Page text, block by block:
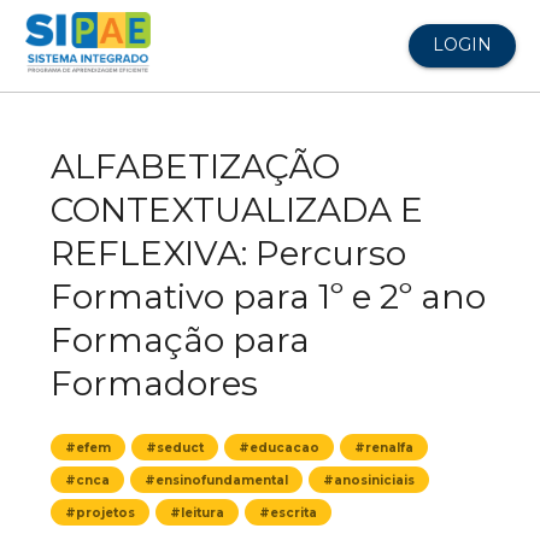
LOGIN
ALFABETIZAÇÃO
CONTEXTUALIZADA E
REFLEXIVA: Percurso
Formativo para 1º e 2º ano
Formação para
Formadores
#efem #seduct #educacao #renalfa
#cnca #ensinofundamental #anosiniciais
#projetos #leitura #escrita